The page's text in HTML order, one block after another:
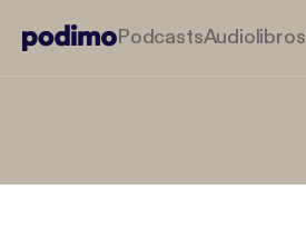
PodcastsAudiolibros